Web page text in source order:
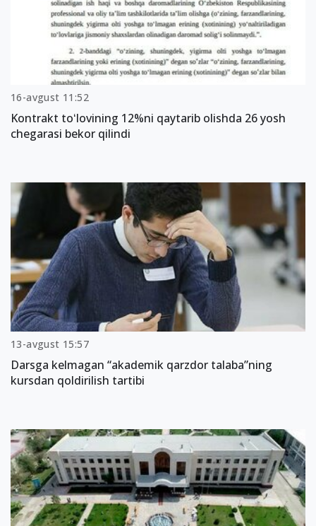
16-avgust 11:52
Kontrakt toʻlovining 12%ni qaytarib olishda 26 yosh
chegarasi bekor qilindi
13-avgust 15:57
Darsga kelmagan “akademik qarzdor talaba”ning
kursdan qoldirilish tartibi